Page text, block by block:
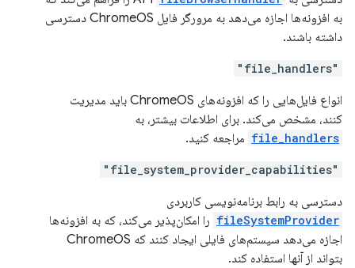
به افزونه‌ها اجازه می‌دهد به مرورگر فایل ChromeOS دسترسی
داشته باشند.
"file_handlers"
انواع فایل‌هایی را که افزونه‌های ChromeOS باید مدیریت
کنند، مشخص می‌کند. برای اطلاعات بیشتر، به
file_handlers مراجعه کنید.
"file_system_provider_capabilities"
دسترسی به رابط برنامه‌نویسی کاربردی
fileSystemProvider را امکان‌پذیر می‌کند، که به افزونه‌ها
اجازه می‌دهد سیستم‌های فایلی ایجاد کنند که ChromeOS
بتواند از آنها استفاده کند.